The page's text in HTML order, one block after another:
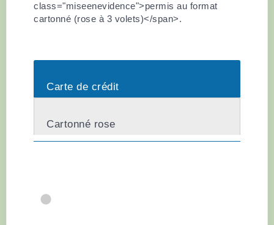
class="miseenevidence">permis au format
cartonné (rose à 3 volets)</span>.
Carte de crédit
Cartonné rose